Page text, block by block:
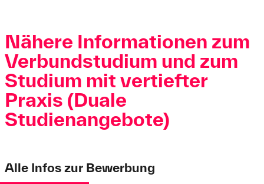
Nähere Informationen zum
Verbundstudium und zum
Studium mit vertiefter
Praxis (Duale
Studienangebote)
Alle Infos zur Bewerbung